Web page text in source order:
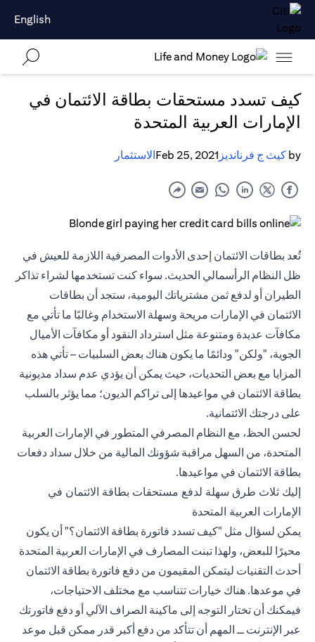
English
كيف تسدد مستحقات بطاقة الائتمان في
الإمارات العربية المتحدة
by كيث ج فرنانديز Feb 25, 2021الاستثمار
تُعد بطاقات الائتمان إحدى الأدوات المصرفية اللازمة للعيش في
ظل النظام الرأسمالي الحديث. سواء كنت تستخدمها لشراء تذاكر
الطيران أو لدفع ثمن مشترياتك اليومية، ستجد أن بطاقات
الائتمان في الإمارات مريحة وسهلة الاستخدام وغالبًا ما تأتي مع
مكافآت عديدة ومتنوعة مثل استرداد النقود أو مكافآت الأميال
الجوية، "ولكن" ودائمًا ما يكون هناك بعض السلبيات – تأتي هذه
المزايا مع بعض التحديات، حيث يمكن أن يؤدي عدم سداد مديونية
بطاقة الائتمان في مواعيدها إلى تراكم الديون؛ مما يؤثر بالسلب
على درجتك الائتمانية.
لحسن الحظ، مع النظام المصرفي المتطور في الإمارات العربية
المتحدة، من السهل مراقبة شؤونك المالية من خلال سداد دفعات
بطاقة الائتمان في مواعيدها.
إليك ثلاث طرق سهلة لدفع مستحقات بطاقة الائتمان في
الإمارات العربية المتحدة
يمكن لسؤال مثل "كيف تسدد فاتورة بطاقة الائتمان؟" أن يكون
محيرًا للبعض، ولهذا تبنت المصارف في الإمارات العربية المتحدة
أحدث التقنيات ليتمكن المقيمون من دفع فاتورة بطاقة الائتمان
في موعدها. هناك خيارات تتناسب مع مختلف الاحتياجات،
فيمكنك أن تختار التوجه إلى ماكينة الصراف الآلي أو دفع فاتورتك
عبر الإنترنت ــ المهم أن تتأكد من دفع أكبر قدر ممكن قبل موعد